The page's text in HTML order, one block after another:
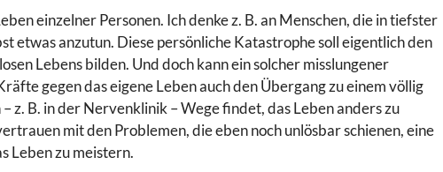
einzelner Personen. Ich denke z. B. an Menschen, die in tiefster
etwas anzutun. Diese persönliche Katastrophe soll eigentlich den
Lebens bilden. Und doch kann ein solcher misslungener
gegen das eigene Leben auch den Übergang zu einem völlig
z. B. in der Nervenklinik – Wege findet, das Leben anders zu
mit den Problemen, die eben noch unlösbar schienen, eine
Leben zu meistern.